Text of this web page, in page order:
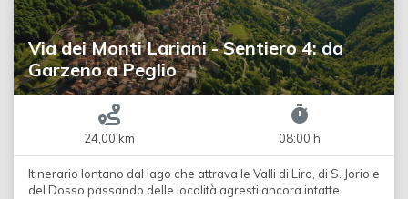
Via dei Monti Lariani - Sentiero 4: da
Garzeno a Peglio
24,00 km 08:00 h
Itinerario lontano dal lago che attrava le Valli di Liro, di S. Jorio e
del Dosso passando delle località agresti ancora intatte.